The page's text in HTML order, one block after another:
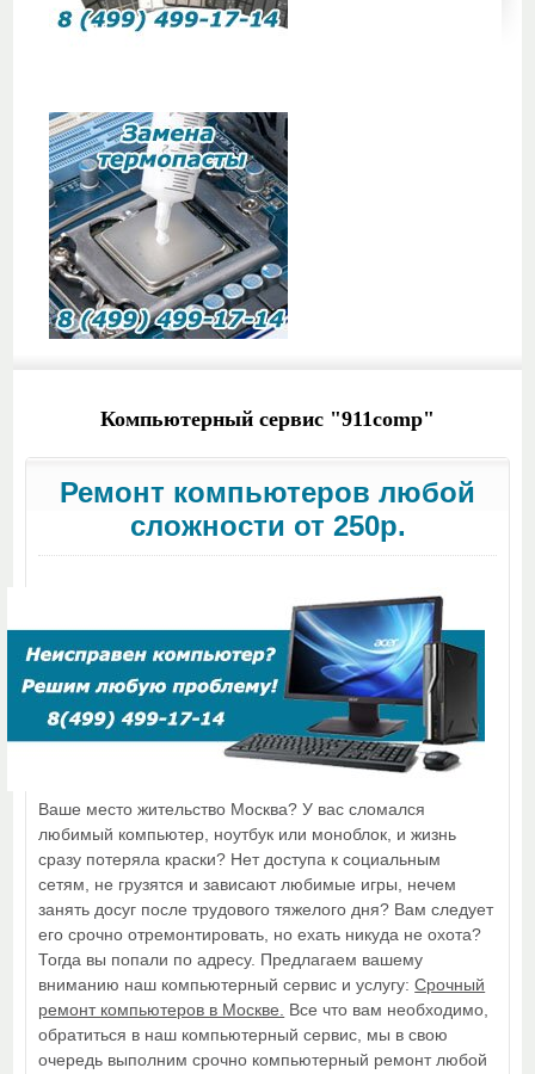
Компьютерный сервис "911comp"
Ремонт компьютеров любой
сложности от 250р.
Ваше место жительство Москва? У вас сломался
любимый компьютер, ноутбук или моноблок, и жизнь
сразу потеряла краски? Нет доступа к социальным
сетям, не грузятся и зависают любимые игры, нечем
занять досуг после трудового тяжелого дня? Вам следует
его срочно отремонтировать, но ехать никуда не охота?
Тогда вы попали по адресу. Предлагаем вашему
вниманию наш компьютерный сервис и услугу:Срочный
ремонт компьютеров в Москве.
Все что вам необходимо,
обратиться в наш компьютерный сервис, мы в свою
очередь выполним срочно компьютерный ремонт любой